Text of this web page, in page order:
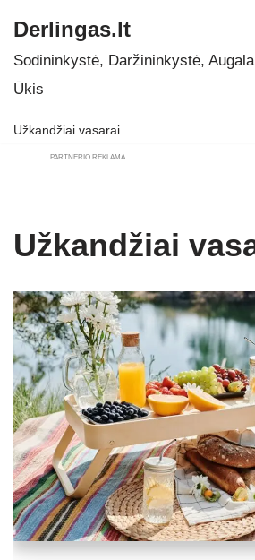
Skip
to
Derlingas.lt
Sodininkystė, Daržininkystė,
Ūkis
Užkandžiai vasarai
PARTNERIO REKLAMA
Užkandžiai